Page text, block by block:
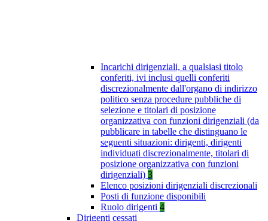
Incarichi dirigenziali, a qualsiasi titolo
conferiti, ivi inclusi quelli conferiti
discrezionalmente dall'organo di indirizzo
politico senza procedure pubbliche di
selezione e titolari di posizione
organizzativa con funzioni dirigenziali (da
pubblicare in tabelle che distinguano le
seguenti situazioni: dirigenti, dirigenti
individuati discrezionalmente, titolari di
posizione organizzativa con funzioni
dirigenziali) 3
Elenco posizioni dirigenziali discrezionali
Posti di funzione disponibili
Ruolo dirigenti 4
Dirigenti cessati